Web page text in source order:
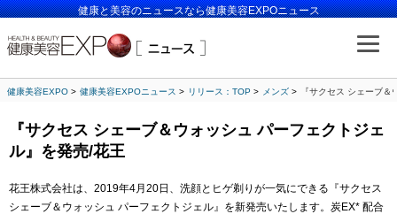
健康と美容のニュースなら健康美容EXPOニュース
健康美容EXPO 健康美容EXPOニュース リリース：TOP メンズ 『サクセス シェーブ
『サクセス シェーブ＆ウォッシュ パーフェクトジェ
ル』を発売/花王
花王株式会社は、2019年4月20日、洗顔とヒゲ剃りが一気にできる『サクセス
シェーブ＆ウォッシュ パーフェクトジェル』を新発売いたします。炭EX* 配合